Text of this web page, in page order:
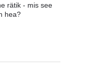
rätik - mis see
hea?